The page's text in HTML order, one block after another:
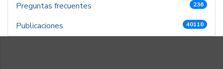
Preguntas frecuentes 236
Publicaciones 40110